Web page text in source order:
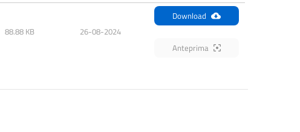
88.88 KB 26-08-2024
Download
Anteprima